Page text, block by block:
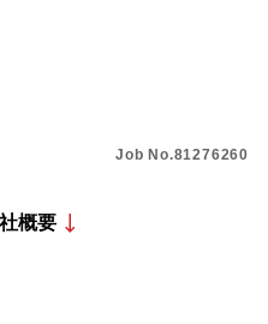
Job No.81276260
概要